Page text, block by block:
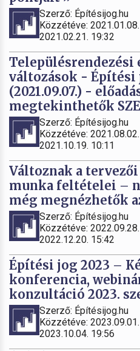
Szerző: Építésijog.hu
Közzétéve:
2021.02.21. 19:32
Településrendezési
változások -
(2021.09.07.) -
megtekinthetők
Szerző: Építésijog.hu
Közzétéve:
2021.10.19. 10:11
Változnak a tervezői
munka feltételei –
még megnézhetők
Szerző: Építésijog.hu
Közzétéve:
2022.12.20. 15:42
Építési jog 2023 –
konferencia,
konzultáció 2023.
Szerző: Építésijog.hu
Közzétéve:
2023.10.04. 19:56